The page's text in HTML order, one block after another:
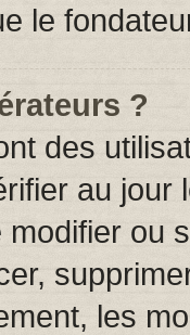
le
?
des
au jour
ou
les